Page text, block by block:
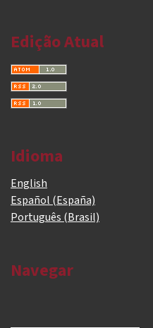
Edição Atual
Idioma
English
Español (España)
Português (Brasil)
Navegar